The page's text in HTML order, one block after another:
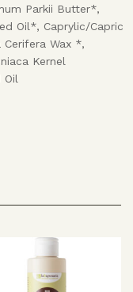
Parkii Butter*,
Oil*, Caprylic/Capric
Cerifera Wax *,
Kernel
Oil